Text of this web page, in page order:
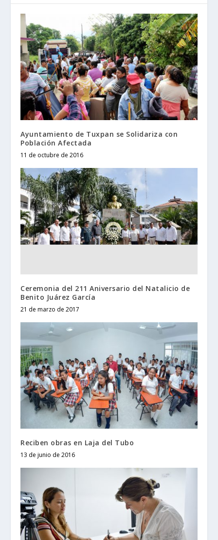
Ayuntamiento de Tuxpan se Solidariza con
Población Afectada
11 de octubre de 2016
Ceremonia del 211 Aniversario del Natalicio de
Benito Juárez García
21 de marzo de 2017
Reciben obras en Laja del Tubo
13 de junio de 2016